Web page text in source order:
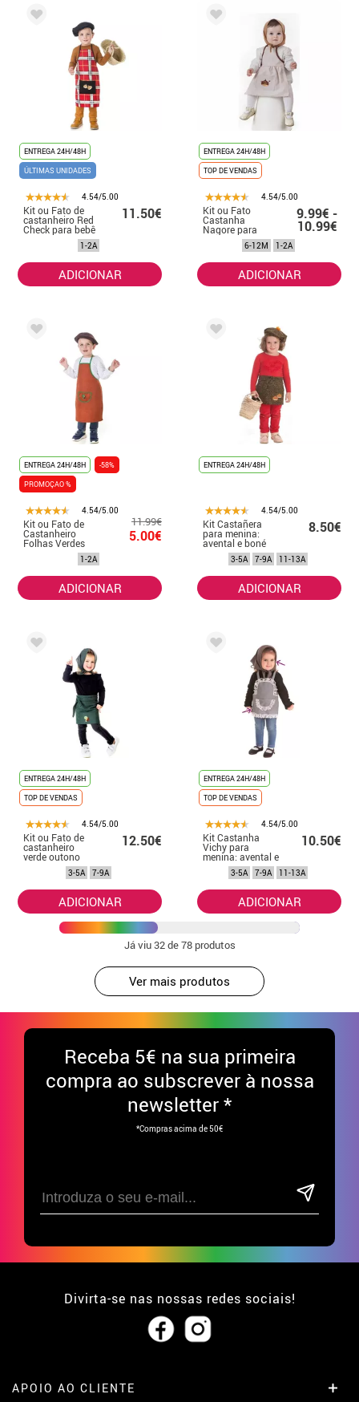
ENTREGA 24H/48H
ÚLTIMAS UNIDADES
4.54/5.00
Kit ou Fato de
castanheiro Red
Check para bebê
11.50€
1-2A
ADICIONAR
ENTREGA 24H/48H
TOP DE VENDAS
4.54/5.00
Kit ou Fato
Castanha
Nagore para
bebé: Avental e
9.99€ -
10.99€
6-12M 1-2A
ADICIONAR
ENTREGA 24H/48H
-58%
PROMOÇAO %
4.54/5.00
Kit ou Fato de
Castanheiro
Folhas Verdes
11.99€
5.00€
1-2A
ADICIONAR
ENTREGA 24H/48H
4.54/5.00
Kit Castañera
para menina:
avental e boné
com flores
8.50€
3-5A 7-9A 11-13A
ADICIONAR
ENTREGA 24H/48H
TOP DE VENDAS
4.54/5.00
Kit ou Fato de
castanheiro
verde outono
para menina
12.50€
3-5A 7-9A
ADICIONAR
ENTREGA 24H/48H
TOP DE VENDAS
4.54/5.00
Kit Castanha
Vichy para
menina: avental e
10.50€
3-5A 7-9A 11-13A
ADICIONAR
Já viu32de 78 produtos
Ver mais produtos
Receba 5€ na sua primeira
compra ao subscrever à nossa
newsletter *
*Compras acima de 50€
Divirta-se nas nossas redes sociais!
APOIO AO CLIENTE